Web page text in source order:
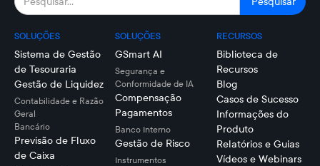
SOLUÇÕES
Sistema de Gestão
de Tesouraria
Gestão de Liquidez
Contabilidade e Razão
Geral
Bancário
Previsão de Fluxo
de Caixa
SOLUÇÕES
GSmart AI
Segurança e
Conformidade de IA
Compensação
Pagamentos
Banco Interno
Gestão de Risco
Instrumentos
RECURSOS
Biblioteca de
Recursos
Blog
Casos de Sucesso
Informações do
Produto
Relatórios e Guias
Vídeos e Webinars